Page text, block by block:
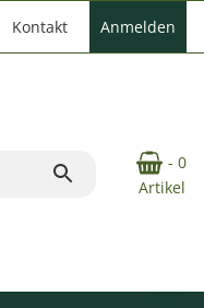
Kontakt Anmelden
- 0
Artikel